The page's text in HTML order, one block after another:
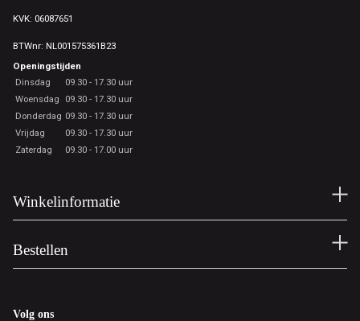
KVK: 06087651
BTWnr: NL001575361B23
Openingstijden
Dinsdag
09.30 - 17.30 uur
Woensdag
09.30 - 17.30 uur
Donderdag 09.30 - 17.30 uur
Vrijdag
09.30 - 17.30 uur
Zaterdag
09.30 - 17.00 uur
Winkelinformatie
Bestellen
Volg ons